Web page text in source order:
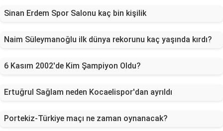
Sinan Erdem Spor Salonu kaç bin kişilik
Naim Süleymanoğlu ilk dünya rekorunu kaç yaşında kırdı?
6 Kasım 2002'de Kim Şampiyon Oldu?
Ertuğrul Sağlam neden Kocaelispor'dan ayrıldı
Portekiz-Türkiye maçı ne zaman oynanacak?